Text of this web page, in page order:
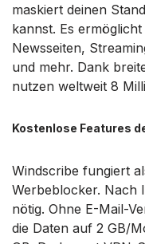
maskiert deinen
kannst. Es
Newsseiten,
und mehr. Dank
nutzen weltweit 8
Kostenlose Features
Windscribe fungiert
Werbeblocker. Nach
nötig. Ohne E-Mail-
die Daten auf 2 GB/